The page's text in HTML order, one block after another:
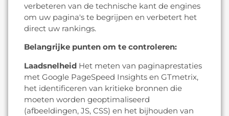
verbeteren van de technische kant de engines
om uw pagina's te begrijpen en verbetert het
direct uw rankings.
Belangrijke punten om te controleren:
Laadsnelheid Het meten van paginaprestaties
met Google PageSpeed Insights en GTmetrix,
het identificeren van kritieke bronnen die
moeten worden geoptimaliseerd
(afbeeldingen, JS, CSS) en het bijhouden van